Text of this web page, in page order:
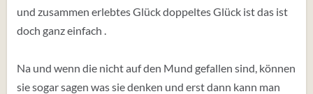
und zusammen erlebtes Glück doppeltes Glück ist das ist
doch ganz einfach .
Na und wenn die nicht auf den Mund gefallen sind, können
sie sogar sagen was sie denken und erst dann kann man